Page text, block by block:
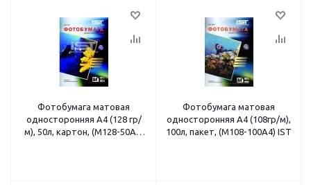
Фотобумага матовая
односторонняя A4 (128 гр/
м), 50л, картон, (M128-50A4)
Фотобумага матовая
односторонняя A4 (108гр/м),
100л, пакет, (M108-100A4) IST